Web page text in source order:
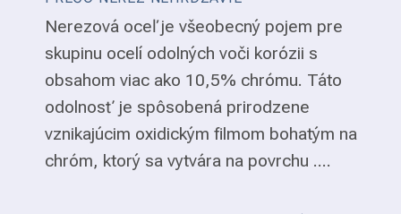
Nerezová oceľ je všeobecný pojem pre
skupinu ocelí odolných voči korózii s
obsahom viac ako 10,5% chrómu. Táto
odolnosť je spôsobená prirodzene
vznikajúcim oxidickým filmom bohatým na
chróm, ktorý sa vytvára na povrchu ....